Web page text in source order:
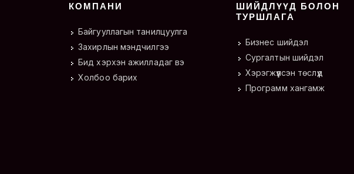
КОМПАНИ
Байгууллагын танилцуулга
Захирлын мэндчилгээ
Бид хэрхэн ажилладаг вэ
Холбоо барих
ШИЙДЛҮҮД БОЛОН
ТУРШЛАГА
Бизнес шийдэл
Сургалтын шийдэл
Хэрэгжүүлсэн төслүүд
Программ хангамж